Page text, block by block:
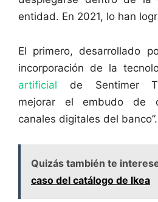
entidad. En 2021, lo han
El primero, desarrollado
incorporación de la
artificial de Sentimer
mejorar el embudo de
canales digitales del banco”.
Quizás también te
caso del catálogo de Ikea